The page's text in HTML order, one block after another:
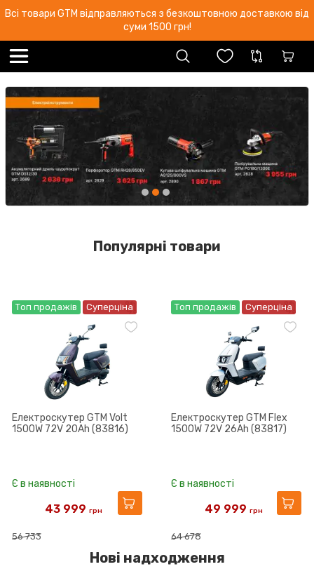
Всі товари GTM відправляються з безкоштовною доставкою від
суми 1500 грн!
Популярні товари
Топ продажів Суперціна
Електроскутер GTM Volt
1500W 72V 20Ah (83816)
Є в наявності
56 733
43 999 грн
Топ продажів Суперціна
Електроскутер GTM Flex
1500W 72V 26Ah (83817)
Є в наявності
64 678
49 999 грн
Нові надходження